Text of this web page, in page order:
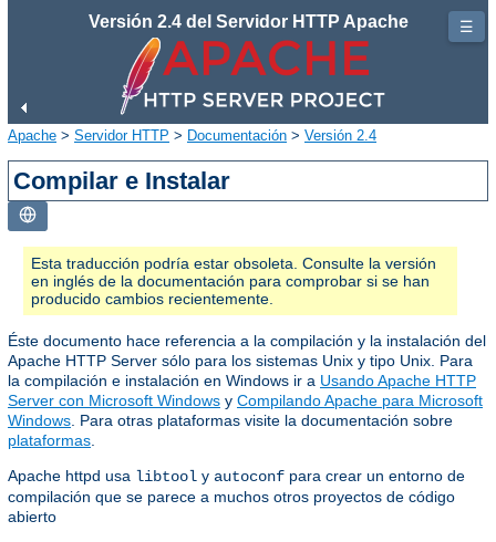
Versión 2.4 del Servidor HTTP Apache
Apache > Servidor HTTP > Documentación > Versión 2.4
Compilar e Instalar
Esta traducción podría estar obsoleta. Consulte la versión
en inglés de la documentación para comprobar si se han
producido cambios recientemente.
Éste documento hace referencia a la compilación y la instalación del
Apache HTTP Server sólo para los sistemas Unix y tipo Unix. Para
la compilación e instalación en Windows ir a Usando Apache HTTP
Server con Microsoft Windows y Compilando Apache para Microsoft
Windows . Para otras plataformas visite la documentación sobre
plataformas
Apache httpd usa libtool y autoconf para crear un entorno de
compilación que se parece a muchos otros proyectos de código
abierto
☰